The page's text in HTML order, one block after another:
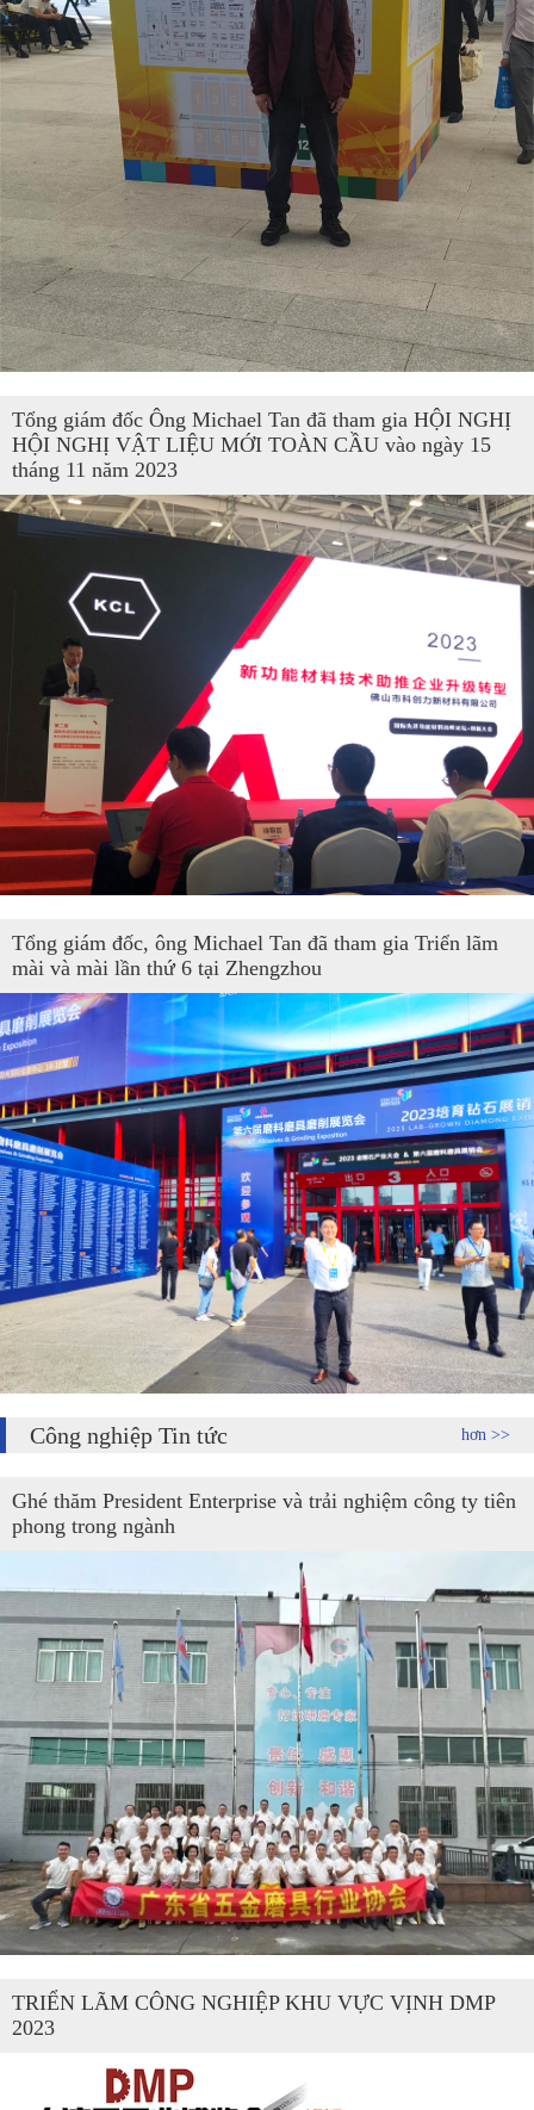
Tổng giám đốc Ông Michael Tan đã tham gia HỘI NGHỊ
HỘI NGHỊ VẬT LIỆU MỚI TOÀN CẦU vào ngày 15
tháng 11 năm 2023
Tổng giám đốc, ông Michael Tan đã tham gia Triển lãm
mài và mài lần thứ 6 tại Zhengzhou
Công nghiệp Tin tức hơn >>
Ghé thăm President Enterprise và trải nghiệm công ty tiên
phong trong ngành
TRIỂN LÃM CÔNG NGHIỆP KHU VỰC VỊNH DMP
2023